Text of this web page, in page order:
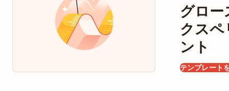
グロー
クスペ
ント
テンプレート